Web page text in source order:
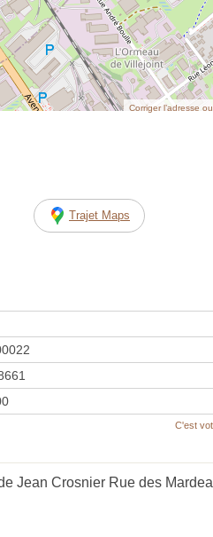
Corriger l’adresse
Trajet Maps
C'est
Jean Crosnier Rue des